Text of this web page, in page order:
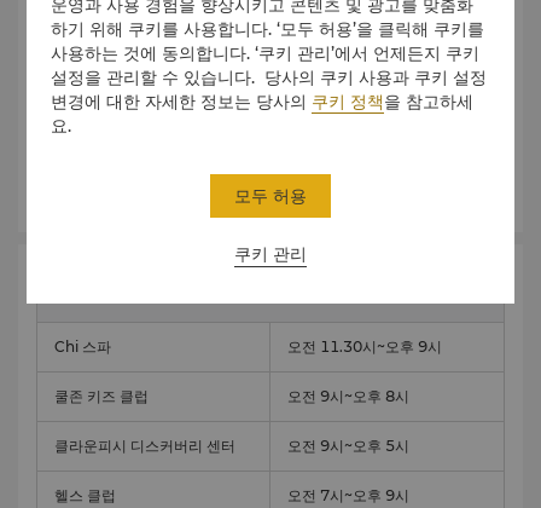
여기에서 360° VR 투어를 확인하세요.
련되어 있습니다.
리조트의 수영장은 열대의 더위를 피할 수 있는 2,000m²의
시원한 수중 휴식처로, 어린이를 위한 얕은 물가와 성인을 위한
인피니티 풀 섹션이 완비되어 있습니다.
Chi 스파 오전 11.30시~오후 9시
쿨존 키즈 클럽 오전 9시~오후 8시
클라운피시 디스커버리 센터 오전 9시~오후 5시
헬스 클럽 오전 7시~오후 9시
하기 위해 쿠키를 사용합니다. ‘모두 허용’을 클릭해 쿠키를
사용하는 것에 동의합니다. ‘쿠키 관리’에서 언제든지 쿠키
설정을 관리할 수 있습니다. 당사의 쿠키 사용과 쿠키 설정
변경에 대한 자세한 정보는 당사의 쿠키 정책을 참고하세
요.
쿠키 관리
모두 허용